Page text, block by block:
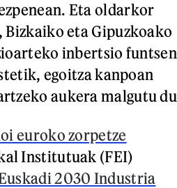
Eta oldarkor
eta Gipuzkoako
inbertsio funtsen
egoitza kanpoan
aukera malgutu
euroko zorpetze
Institutuak (FEI)
2030 Industria